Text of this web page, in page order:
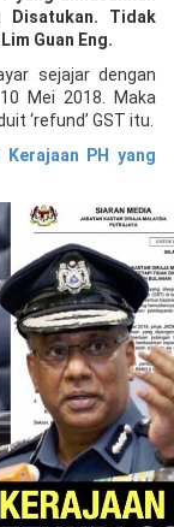
Disatukan. Tidak
Guan Eng.
sejajar dengan
Mei 2018. Maka
‘refund’ GST itu.
Kerajaan PH yang